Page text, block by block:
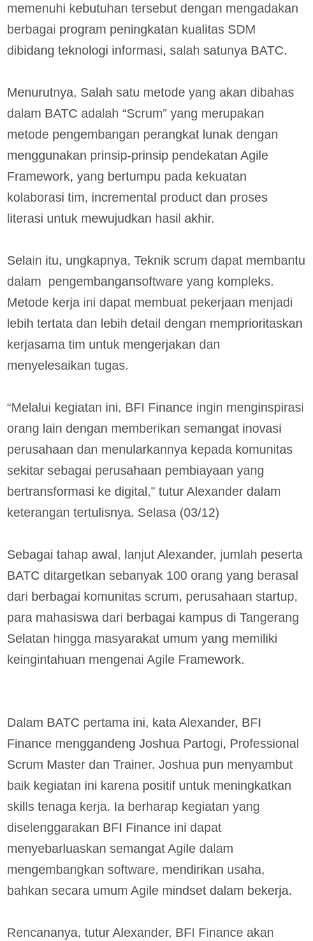
memenuhi kebutuhan tersebut dengan mengadakan
berbagai program peningkatan kualitas SDM
dibidang teknologi informasi, salah satunya BATC.
Menurutnya, Salah satu metode yang akan dibahas
dalam BATC adalah “Scrum” yang merupakan
metode pengembangan perangkat lunak dengan
menggunakan prinsip-prinsip pendekatan Agile
Framework, yang bertumpu pada kekuatan
kolaborasi tim, incremental product dan proses
literasi untuk mewujudkan hasil akhir.
Selain itu, ungkapnya, Teknik scrum dapat membantu
dalam pengembangansoftware yang kompleks.
Metode kerja ini dapat membuat pekerjaan menjadi
lebih tertata dan lebih detail dengan memprioritaskan
kerjasama tim untuk mengerjakan dan
menyelesaikan tugas.
“Melalui kegiatan ini, BFI Finance ingin menginspirasi
orang lain dengan memberikan semangat inovasi
perusahaan dan menularkannya kepada komunitas
sekitar sebagai perusahaan pembiayaan yang
bertransformasi ke digital,” tutur Alexander dalam
keterangan tertulisnya. Selasa (03/12)
Sebagai tahap awal, lanjut Alexander, jumlah peserta
BATC ditargetkan sebanyak 100 orang yang berasal
dari berbagai komunitas scrum, perusahaan startup,
para mahasiswa dari berbagai kampus di Tangerang
Selatan hingga masyarakat umum yang memiliki
keingintahuan mengenai Agile Framework.
Dalam BATC pertama ini, kata Alexander, BFI
Finance menggandeng Joshua Partogi, Professional
Scrum Master dan Trainer. Joshua pun menyambut
baik kegiatan ini karena positif untuk meningkatkan
skills tenaga kerja. Ia berharap kegiatan yang
diselenggarakan BFI Finance ini dapat
menyebarluaskan semangat Agile dalam
mengembangkan software, mendirikan usaha,
bahkan secara umum Agile mindset dalam bekerja.
Rencananya, tutur Alexander, BFI Finance akan